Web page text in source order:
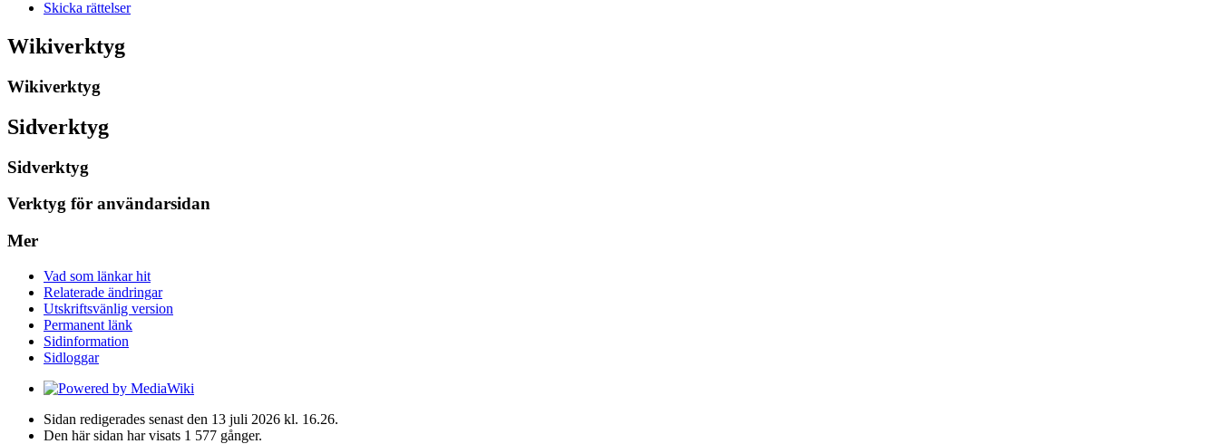
Skicka rättelser
Wikiverktyg
Wikiverktyg
Sidverktyg
Sidverktyg
Verktyg för användarsidan
Mer
Vad som länkar hit
Relaterade ändringar
Utskriftsvänlig version
Permanent länk
Sidinformation
Sidloggar
Sidan redigerades senast den 13 juli 2026 kl. 16.26.
Den här sidan har visats 1 577 gånger.